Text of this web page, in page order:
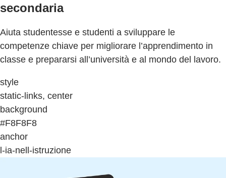
secondaria
Aiuta studentesse e studenti a sviluppare le
competenze chiave per migliorare l’apprendimento in
classe e prepararsi all’università e al mondo del lavoro.
style
static-links, center
background
#F8F8F8
anchor
l-ia-nell-istruzione